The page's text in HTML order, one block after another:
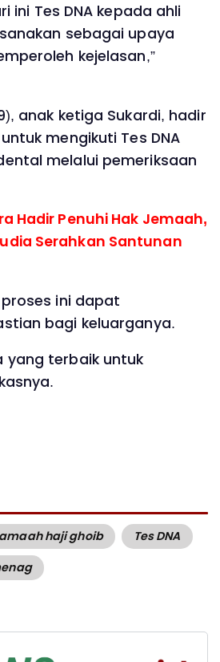
ini Tes DNA kepada ahli
sebagai upaya
kejelasan,”
anak ketiga Sukardi, hadir
mengikuti Tes DNA
melalui pemeriksaan
Hadir Penuhi Hak Jemaah,
Serahkan Santunan
ini dapat
bagi keluarganya.
yang terbaik untuk
haji ghoib
Tes DNA